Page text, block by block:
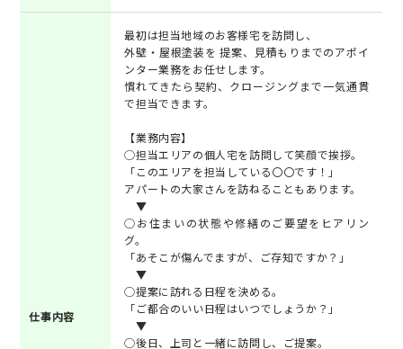
仕事内容
最初は担当地域のお客様宅を訪問し、
外壁・屋根塗装を 提案、見積もりまでのアポイ
ンター業務をお任せします。
慣れてきたら契約、クロージングまで一気通貫
で担当できます。
【業務内容】
◯担当エリアの個人宅を訪問して笑顔で挨拶。
「このエリアを担当している〇〇です！」
アパートの大家さんを訪ねることもあります。
▼
◯お住まいの状態や修繕のご要望をヒアリン
グ。
「あそこが傷んでますが、ご存知ですか？」
▼
◯提案に訪れる日程を決める。
「ご都合のいい日程はいつでしょうか？」
▼
◯後日、上司と一緒に訪問し、ご提案。